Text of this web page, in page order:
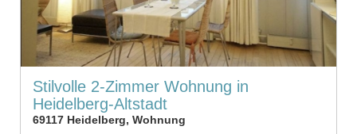
Stilvolle 2-Zimmer Wohnung in
Heidelberg-Altstadt
69117 Heidelberg, Wohnung